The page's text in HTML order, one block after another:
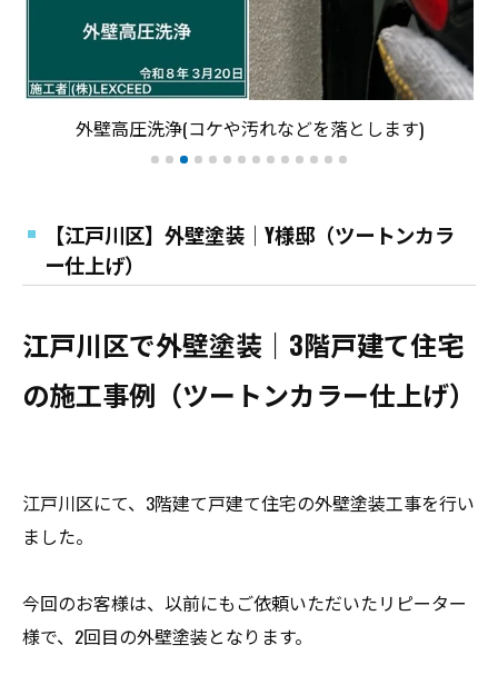
外壁高圧洗浄(コケや汚れなどを落とします)
【江戸川区】外壁塗装│Y様邸（ツートンカラ
ー仕上げ）
江戸川区で外壁塗装｜3階戸建て住宅
の施工事例（ツートンカラー仕上げ）
江戸川区にて、3階建て戸建て住宅の外壁塗装工事を行い
ました。
今回のお客様は、以前にもご依頼いただいたリピーター
様で、2回目の外壁塗装となります。